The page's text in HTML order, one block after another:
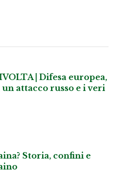
| Difesa europea,
attacco russo e i veri
Storia, confini e